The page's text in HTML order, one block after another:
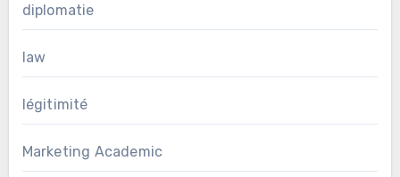
diplomatie
law
légitimité
Marketing Academic